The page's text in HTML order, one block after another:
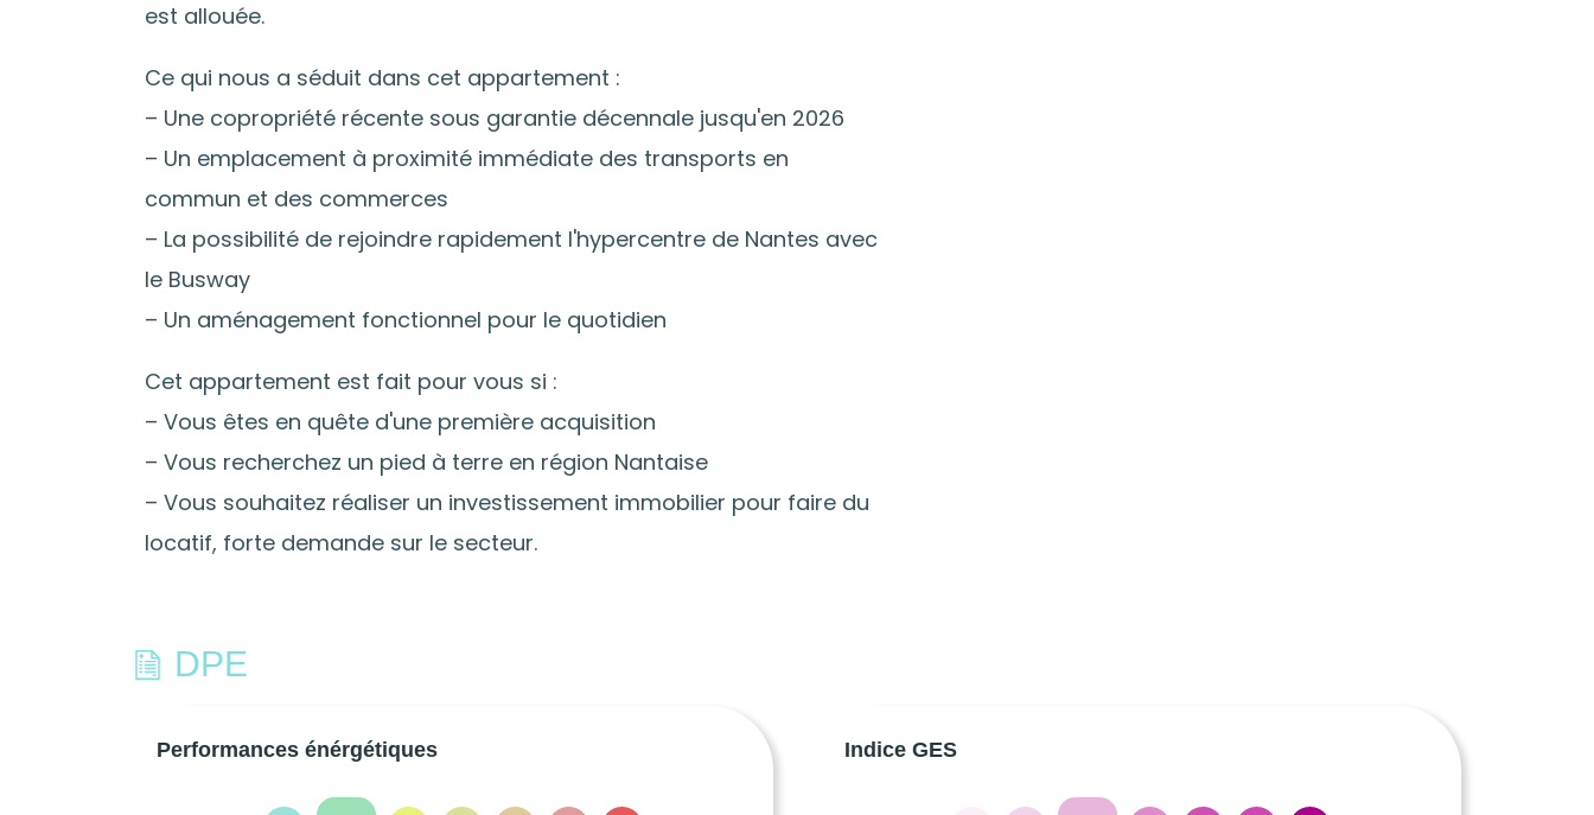
est allouée.
Ce qui nous a séduit dans cet appartement :
– Une copropriété récente sous garantie décennale jusqu'en 2026
– Un emplacement à proximité immédiate des transports en
commun et des commerces
– La possibilité de rejoindre rapidement l'hypercentre de Nantes avec
le Busway
– Un aménagement fonctionnel pour le quotidien
Cet appartement est fait pour vous si :
– Vous êtes en quête d'une première acquisition
– Vous recherchez un pied à terre en région Nantaise
– Vous souhaitez réaliser un investissement immobilier pour faire du
locatif, forte demande sur le secteur.
DPE
Performances énérgétiques Indice GES